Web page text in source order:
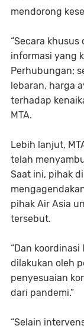
mendorong
“Secara
informasi yang
Perhubungan;
lebaran, harga
terhadap
MTA.
Lebih lanjut,
telah
Saat ini, pihak
pihak Air Asia
tersebut.
“Dan
dilakukan oleh
penyesuaian
dari pandemi.”
“Selain